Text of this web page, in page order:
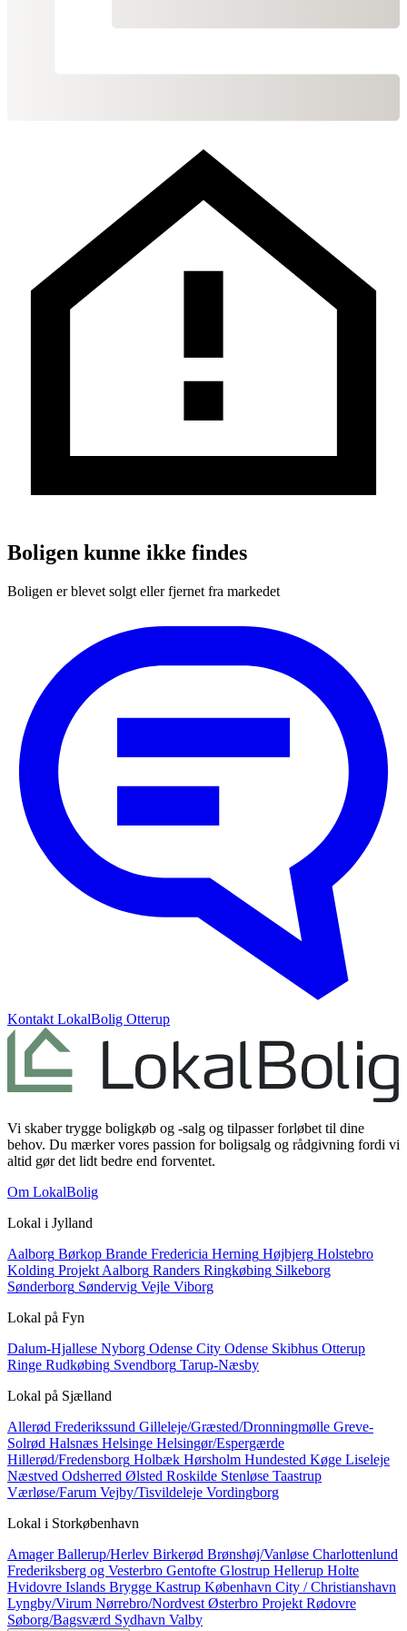
Boligen kunne ikke findes
Boligen er blevet solgt eller fjernet fra markedet
Kontakt LokalBolig Otterup
Vi skaber trygge boligkøb og -salg og tilpasser forløbet til dine
behov. Du mærker vores passion for boligsalg og rådgivning fordi vi
altid gør det lidt bedre end forventet.
Om LokalBolig
Lokal i Jylland
Aalborg Børkop Brande Fredericia Herning Højbjerg Holstebro
Kolding Projekt Aalborg Randers Ringkøbing Silkeborg
Sønderborg Søndervig Vejle Viborg
Lokal på Fyn
Dalum-Hjallese Nyborg Odense City Odense Skibhus Otterup
Ringe Rudkøbing Svendborg Tarup-Næsby
Lokal på Sjælland
Allerød Frederikssund Gilleleje/Græsted/Dronningmølle Greve-
Solrød Halsnæs Helsinge Helsingør/Espergærde
Hillerød/Fredensborg Holbæk Hørsholm Hundested Køge Liseleje
Næstved Odsherred Ølsted Roskilde Stenløse Taastrup
Værløse/Farum Vejby/Tisvildeleje Vordingborg
Lokal i Storkøbenhavn
AmagerBallerup/Herlev Birkerød Brønshøj/Vanløse Charlottenlund
Frederiksberg og Vesterbro Gentofte Glostrup Hellerup Holte
Hvidovre Islands Brygge Kastrup København City / Christianshavn
Lyngby/Virum Nørrebro/Nordvest Østerbro Projekt Rødovre
Søborg/Bagsværd Sydhavn Valby